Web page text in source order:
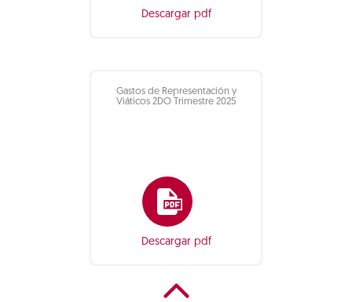
Descargar pdf
Gastos de Representación y
Viáticos 2DO Trimestre 2025
Descargar pdf